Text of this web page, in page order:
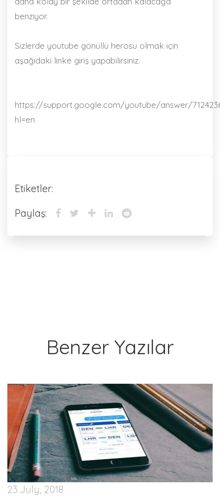
benziyor.
Sizlerde youtube gönüllü herosu olmak için
aşağıdaki linke giriş yapabilirsiniz.
https://support.google.com/youtube/answer/
hl=en
Etiketler:
Paylaş:
Benzer Yazılar
23 July, 2018